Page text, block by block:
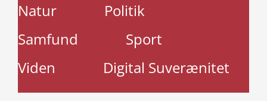
Natur
Politik
Samfund
Sport
Viden
Digital Suverænitet